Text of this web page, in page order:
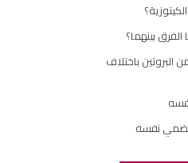
بينهما؟
باختلاف
نفسه